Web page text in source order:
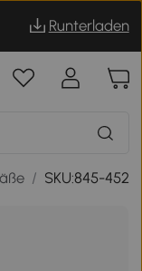
Runterladen
/ SKU:845-452